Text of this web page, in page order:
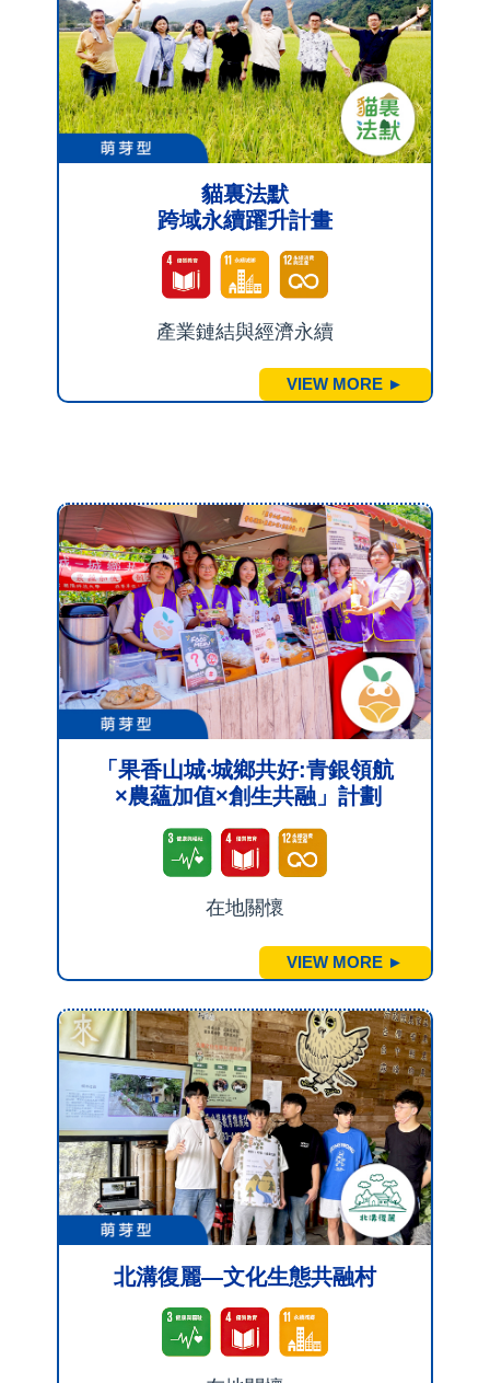
貓裏法默
跨域永續躍升計畫
產業鏈結與經濟永續
VIEW MORE ►
「果香山城‧城鄉共好:青銀領航
×農蘊加值×創生共融」計劃
在地關懷
VIEW MORE ►
北溝復麗—文化生態共融村